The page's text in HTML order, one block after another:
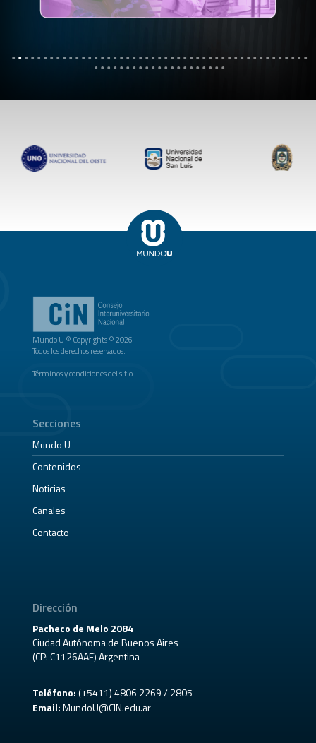
Mundo U ® Copyrights © 2026
Todos los derechos reservados.
Términos y condiciones del sitio
Secciones
Mundo U
Contenidos
Noticias
Canales
Contacto
Dirección
Pacheco de Melo 2084
Ciudad Autónoma de Buenos Aires
(CP: C1126AAF) Argentina
Teléfono:(+5411) 4806 2269 / 2805
Email: MundoU@CIN.edu.ar